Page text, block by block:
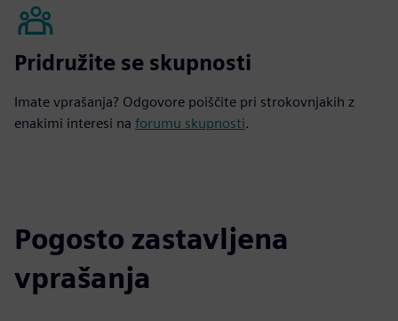
Pridružite se skupnosti
Imate vprašanja? Odgovore poiščite pri strokovnjakih z
enakimi interesi na forumu skupnosti.
Pogosto zastavljena
vprašanja